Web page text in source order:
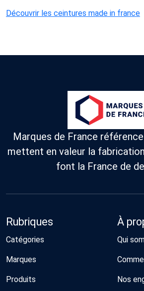
Découvrir les ceintures made in france
Marques de France
mettent en valeur la
font la France de
Rubriques
Catégories
Marques
Produits
À
Qui
Nos